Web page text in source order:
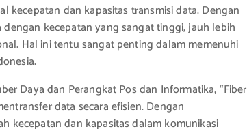
kecepatan dan kapasitas transmisi data. Dengan
kecepatan yang sangat tinggi, jauh lebih
Hal ini tentu sangat penting dalam memenuhi
Daya dan Perangkat Pos dan Informatika, “Fiber
data secara efisien. Dengan
kecepatan dan kapasitas dalam komunikasi